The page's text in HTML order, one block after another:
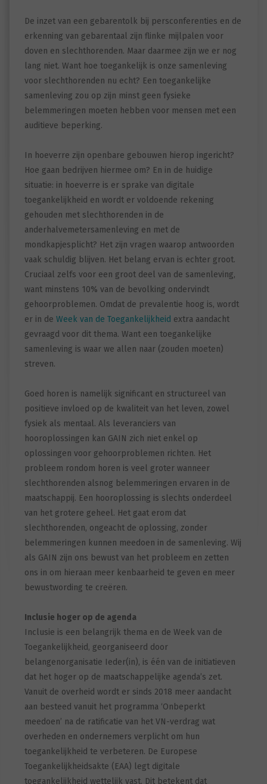
De inzet van een gebarentolk bij persconferenties en de
erkenning van gebarentaal zijn flinke mijlpalen voor
doven en slechthorenden. Maar daarmee zijn we er nog
lang niet. Want hoe toegankelijk is onze samenleving
voor slechthorenden nu echt? Een toegankelijke
samenleving zou op zijn minst geen fysieke
belemmeringen moeten hebben voor mensen met een
auditieve beperking.
In hoeverre zijn openbare gebouwen hierop ingericht?
Hoe gaan bedrijven hiermee om? En in de huidige
situatie: in hoeverre is er sprake van digitale
toegankelijkheid en wordt er voldoende rekening
gehouden met slechthorenden in de
anderhalvemetersamenleving en met de
mondkapjesplicht? Het zijn vragen waarop antwoorden
vaak schuldig blijven. Het belang ervan is echter groot.
Cruciaal zelfs voor een groot deel van de samenleving,
want minstens 10% van de bevolking ondervindt
gehoorproblemen. Omdat de prevalentie hoog is, wordt
er in de Week van de Toegankelijkheid extra aandacht
gevraagd voor dit thema. Want een toegankelijke
samenleving is waar we allen naar (zouden moeten)
streven.
Goed horen is namelijk significant en structureel van
positieve invloed op de kwaliteit van het leven, zowel
fysiek als mentaal. Als leveranciers van
hooroplossingen kan GAIN zich niet enkel op
oplossingen voor gehoorproblemen richten. Het
probleem rondom horen is veel groter wanneer
slechthorenden alsnog belemmeringen ervaren in de
maatschappij. Een hooroplossing is slechts onderdeel
van het grotere geheel. Het gaat erom dat
slechthorenden, ongeacht de oplossing, zonder
belemmeringen kunnen meedoen in de samenleving. Wij
als GAIN zijn ons bewust van het probleem en zetten
ons in om hieraan meer kenbaarheid te geven en meer
bewustwording te creëren.
Inclusie hoger op de agenda
Inclusie is een belangrijk thema en de Week van de
Toegankelijkheid, georganiseerd door
belangenorganisatie Ieder(in), is één van de initiatieven
dat het hoger op de maatschappelijke agenda’s zet.
Vanuit de overheid wordt er sinds 2018 meer aandacht
aan besteed vanuit het programma ‘Onbeperkt
meedoen’ na de ratificatie van het VN-verdrag wat
overheden en ondernemers verplicht om hun
toegankelijkheid te verbeteren. De Europese
Toegankelijkheidsakte (EAA) legt digitale
toegankelijkheid wettelijk vast. Dit betekent dat